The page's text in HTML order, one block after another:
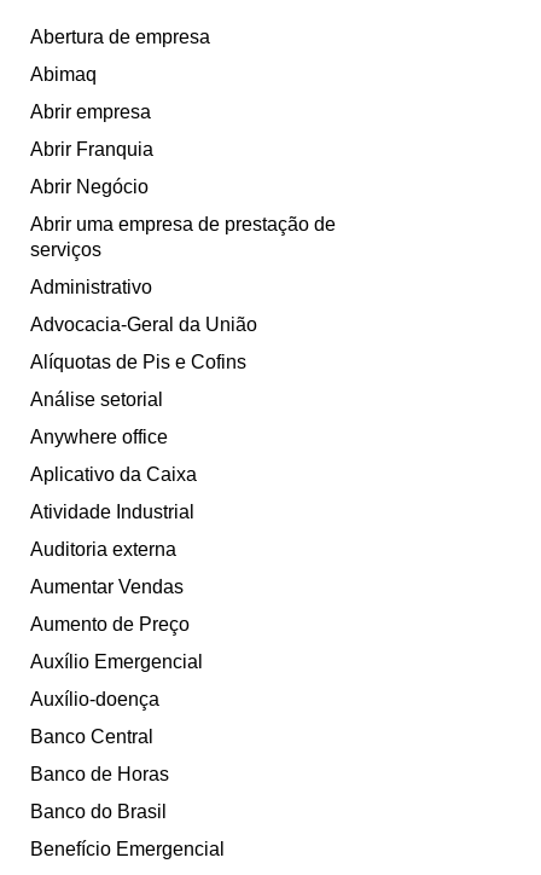
Abertura de empresa
Abimaq
Abrir empresa
Abrir Franquia
Abrir Negócio
Abrir uma empresa de prestação de
serviços
Administrativo
Advocacia-Geral da União
Alíquotas de Pis e Cofins
Análise setorial
Anywhere office
Aplicativo da Caixa
Atividade Industrial
Auditoria externa
Aumentar Vendas
Aumento de Preço
Auxílio Emergencial
Auxílio-doença
Banco Central
Banco de Horas
Banco do Brasil
Benefício Emergencial